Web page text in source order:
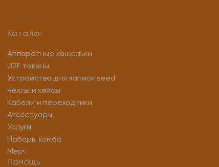
Каталог
Аппаратные кошельки
U2F токены
Устройства для записи seed
Чехлы и кейсы
Кабели и переходники
Аксессуары
Услуги
Наборы комбо
Мерч
Помощь